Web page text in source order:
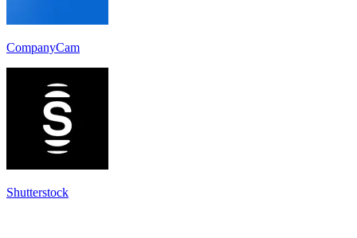
CompanyCam
Shutterstock